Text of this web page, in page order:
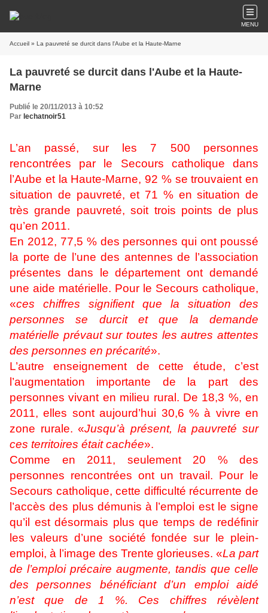
MENU
Accueil » La pauvreté se durcit dans l'Aube et la Haute-Marne
La pauvreté se durcit dans l'Aube et la Haute-
Marne
Publié le 20/11/2013 à 10:52
Par lechatnoir51
L’an passé, sur les 7 500 personnes
rencontrées par le Secours catholique dans
l’Aube et la Haute-Marne, 92 % se trouvaient en
situation de pauvreté, et 71 % en situation de
très grande pauvreté, soit trois points de plus
qu’en 2011.
En 2012, 77,5 % des personnes qui ont poussé
la porte de l’une des antennes de l’association
présentes dans le département ont demandé
une aide matérielle. Pour le Secours catholique,
«ces chiffres signifient que la situation des
personnes se durcit et que la demande
matérielle prévaut sur toutes les autres attentes
des personnes en précarité».
L’autre enseignement de cette étude, c’est
l’augmentation importante de la part des
personnes vivant en milieu rural. De 18,3 %, en
2011, elles sont aujourd’hui 30,6 % à vivre en
zone rurale. «Jusqu’à présent, la pauvreté sur
ces territoires était cachée».
Comme en 2011, seulement 20 % des
personnes rencontrées ont un travail. Pour le
Secours catholique, cette difficulté récurrente de
l’accès des plus démunis à l’emploi est le signe
qu’il est désormais plus que temps de redéfinir
les valeurs d’une société fondée sur le plein-
emploi, à l’image des Trente glorieuses. «La part
de l’emploi précaire augmente, tandis que celle
des personnes bénéficiant d’un emploi aidé
n’est que de 1 %. Ces chiffres révèlent